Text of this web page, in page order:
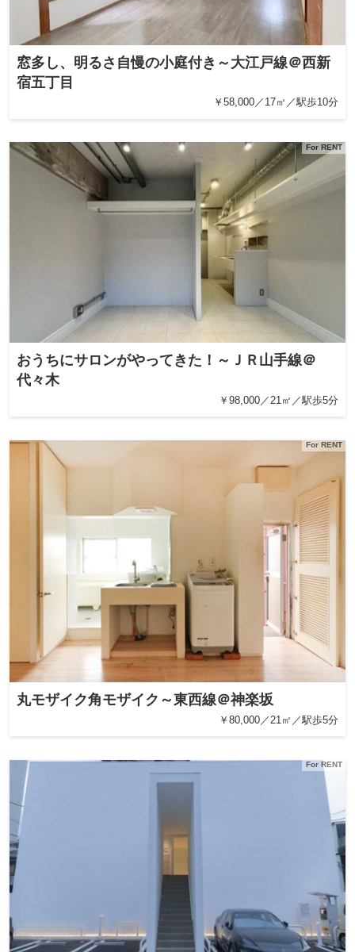
窓多し、明るさ自慢の小庭付き～大江戸線＠西新
宿五丁目
￥58,000／17㎡／駅歩10分
For RENT
おうちにサロンがやってきた！～ＪＲ山手線＠
代々木
￥98,000／21㎡／駅歩5分
For RENT
丸モザイク角モザイク～東西線＠神楽坂
￥80,000／21㎡／駅歩5分
For RENT